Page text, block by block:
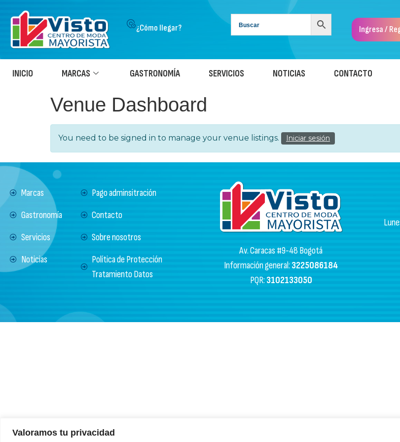
Valoramos tu privacidad
¿Cómo llegar? Ingresa /
INICIO MARCAS GASTRONOMÍA SERVICIOS NOTICIAS CONTACTO
Venue Dashboard
You need to be signed in to manage your venue listings. Iniciar sesión
Marcas
Gastronomía
Servicios
Noticias
Pago adminsitración
Contacto
Sobre nosotros
Política de Protección
Tratamiento Datos
Av. Caracas #9-48 Bogotá
Información general: 3225086184
PQR: 3102133050